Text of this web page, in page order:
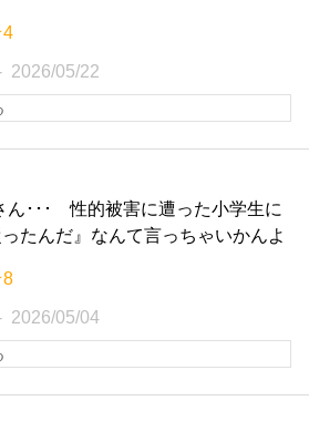
2026/05/22
ん･･･ 性的被害に遭った小学生に
ったんだ』なんて言っちゃいかんよ
2026/05/04